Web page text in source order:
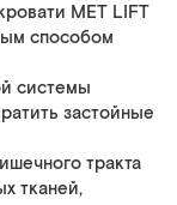
MET LIFT
способом
системы
застойные
тракта
тканей,